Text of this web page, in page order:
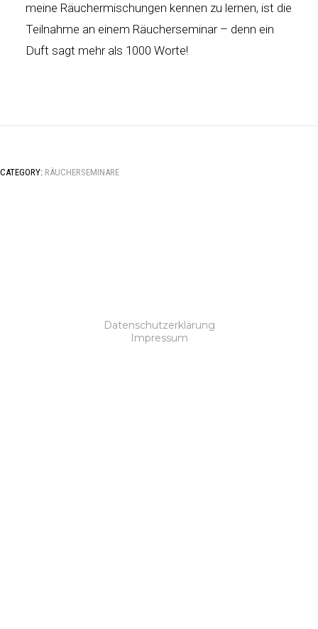
meine Räuchermischungen kennen zu lernen, ist die
Teilnahme an einem Räucherseminar – denn ein
Duft sagt mehr als 1000 Worte!
CATEGORY: RÄUCHERSEMINARE
Datenschutzerklärung
Impressum